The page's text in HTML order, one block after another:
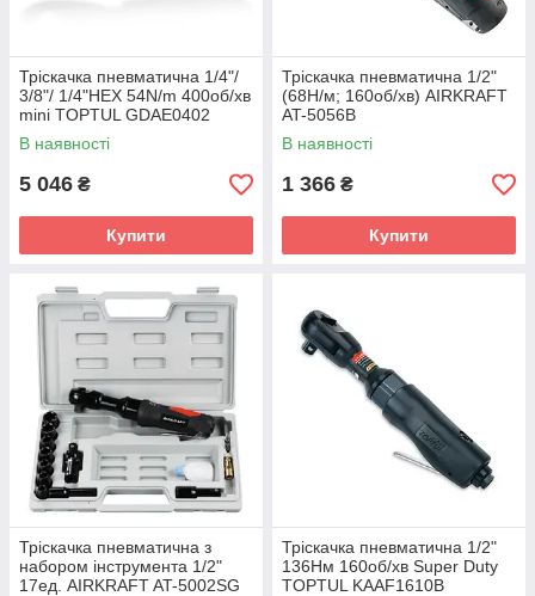
Тріскачка пневматична 1/4"/
3/8"/ 1/4"HEX 54N/m 400об/хв
mini TOPTUL GDAE0402
В наявності
5 046 ₴
Купити
Тріскачка пневматична 1/2"
(68Н/м; 160об/хв) AIRKRAFT
AT-5056B
В наявності
1 366 ₴
Купити
Тріскачка пневматична з
набором інструмента 1/2"
17ед. AIRKRAFT AT-5002SG
Тріскачка пневматична 1/2"
136Нм 160об/хв Super Duty
TOPTUL KAAF1610B